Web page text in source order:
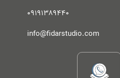
09191389440
info@fidarstudio.com